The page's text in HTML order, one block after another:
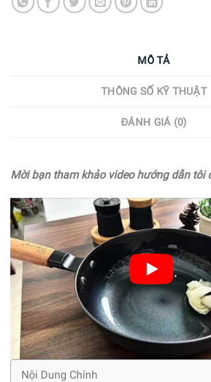
MÔ TẢ
THÔNG SỐ KỸ THUẬT
ĐÁNH GIÁ (0)
Mời bạn tham khảo video hướng dẫn tôi
Nội Dung Chính